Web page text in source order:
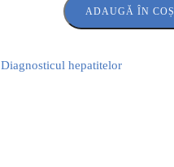
ADAUGĂ ÎN COȘ
Diagnosticul hepatitelor